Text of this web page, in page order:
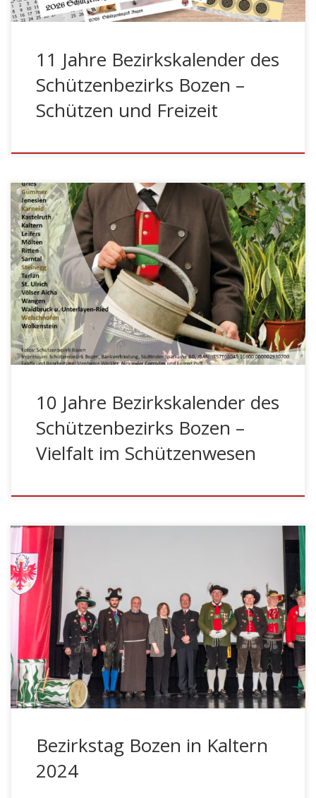
11 Jahre Bezirkskalender des
Schützenbezirks Bozen –
Schützen und Freizeit
BOZEN – Der Bezirkskalender 2025 des Schützenbezirks
Bozen ist da! Zum zehnten Mal erscheint der beliebte
Kalender, der ab sofort bei den Kompanien des Bezirks
erhältlich ist. Unter dem Motto „Vielfalt im
Schützenwesen: Beruf und Tracht“ widmet sich der
diesjährige Kalender zwei zentralen Aspekten: den
vielfältigen Berufen, denen die Mitglieder […]
10 Jahre Bezirkskalender des
Schützenbezirks Bozen –
Vielfalt im Schützenwesen
KALTERN – Am 10. März 2024 fand in Kaltern der
Bezirkstag des Schützenbezirks Bozen statt. Nach der
Frontabschreitung und dem Empfang in der
Bahnhofsstraße, im Beisein des Kulturreferenten von
Kaltern Christoph Pillon, fand ein feierlicher
Gottesdienst in der Pfarrkirche statt. Den Gottesdienst
zelebrierten Guardian Pater Reinald Romaner OFM und
Dekan […]
Bezirkstag Bozen in Kaltern
2024